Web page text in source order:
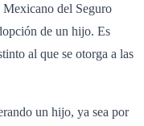
del Seguro
de un hijo. Es
al que se otorga a las
un hijo, ya sea por